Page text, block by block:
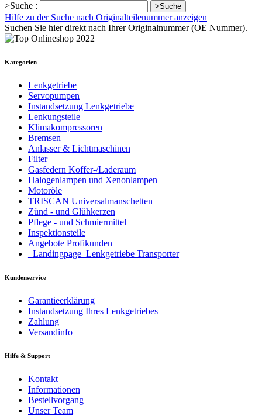
>Suche :
>Suche
Hilfe zu der Suche nach Originalteilenummer anzeigen
Suchen Sie hier direkt nach Ihrer Originalnummer (OE Nummer).
Kategorien
Lenkgetriebe
Servopumpen
Instandsetzung Lenkgetriebe
Lenkungsteile
Klimakompressoren
Bremsen
Anlasser & Lichtmaschinen
Filter
Gasfedern Koffer-/Laderaum
Halogenlampen und Xenonlampen
Motoröle
TRISCAN Universalmanschetten
Zünd - und Glühkerzen
Pflege - und Schmiermittel
Inspektionsteile
Angebote Profikunden
_Landingpage_Lenkgetriebe Transporter
Kundenservice
Garantieerklärung
Instandsetzung Ihres Lenkgetriebes
Zahlung
Versandinfo
Hilfe & Support
Kontakt
Informationen
Bestellvorgang
Unser Team